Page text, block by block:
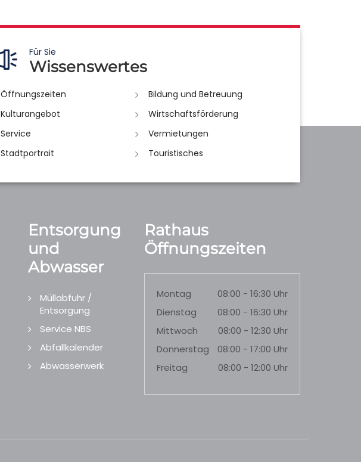
Für Sie
Wissenswertes
Öffnungszeiten
Bildung und Betreuung
Kulturangebot
Wirtschaftsförderung
Service
Vermietungen
Stadtportrait
Touristisches
Entsorgung
und
Abwasser
Müllabfuhr /
Entsorgung
Service NBS
Abfallkalender
Abwasserwerk
Rathaus
Öffnungszeiten
Montag
08:00 - 16:30 Uhr
Dienstag
08:00 - 16:30 Uhr
Mittwoch
08:00 - 12:30 Uhr
Donnerstag
08:00 - 17:00 Uhr
Freitag
08:00 - 12:00 Uhr